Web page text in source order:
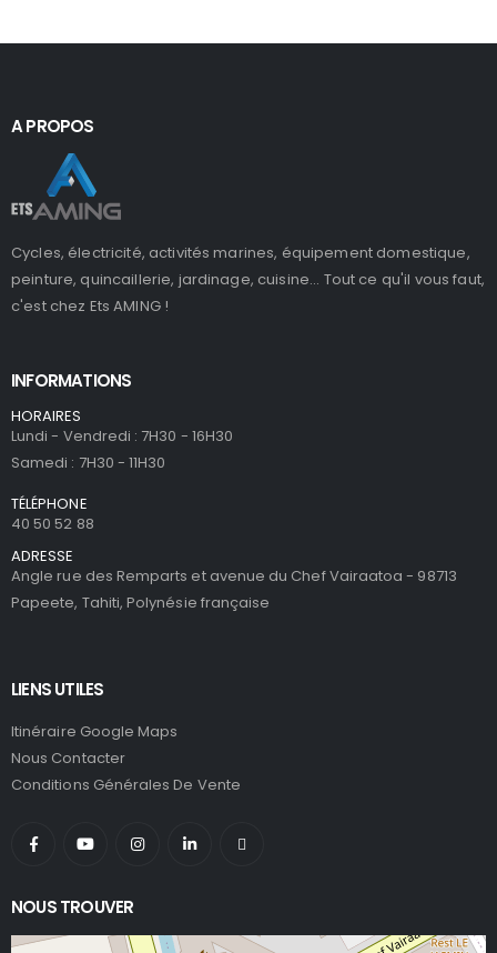
A PROPOS
Cycles, électricité, activités marines, équipement domestique,
peinture, quincaillerie, jardinage, cuisine... Tout ce qu'il vous faut,
c'est chez Ets AMING !
INFORMATIONS
HORAIRES
Lundi - Vendredi : 7H30 - 16H30
Samedi : 7H30 - 11H30
TÉLÉPHONE
40 50 52 88
ADRESSE
Angle rue des Remparts et avenue du Chef Vairaatoa - 98713
Papeete, Tahiti, Polynésie française
LIENS UTILES
Itinéraire Google Maps
Nous Contacter
Conditions Générales De Vente
NOUS TROUVER